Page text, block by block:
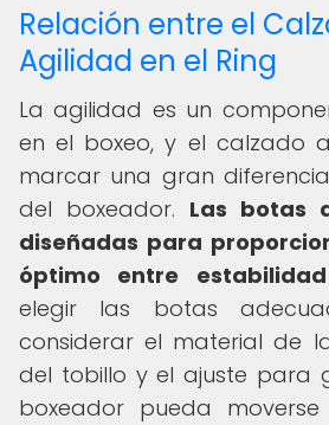
Relación entre el
Agilidad en el Ring
La agilidad es un
en el boxeo, y el calzado
marcar una gran
del boxeador. Las botas
diseñadas para
óptimo entre
elegir las botas
considerar el material de
del tobillo y el ajuste para
boxeador pueda